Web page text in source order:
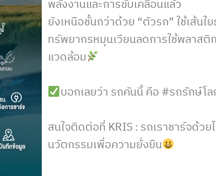
พลังงานและการขับเคลื่อนแล้ว
ยังเหนือชั้นกว่าด้วย “ตัวรถ” ใช้เส้นใ
ทรัพยากรหมุนเวียนลดการใช้พลาส
แวดล้อม
บอกเลยว่า รถคันนี้ คือ #รถรักษ์โ
สนใจติดต่อที่ KRIS : รถเราชาร์จด้วย
นวัตกรรมเพื่อความยั่งยืน